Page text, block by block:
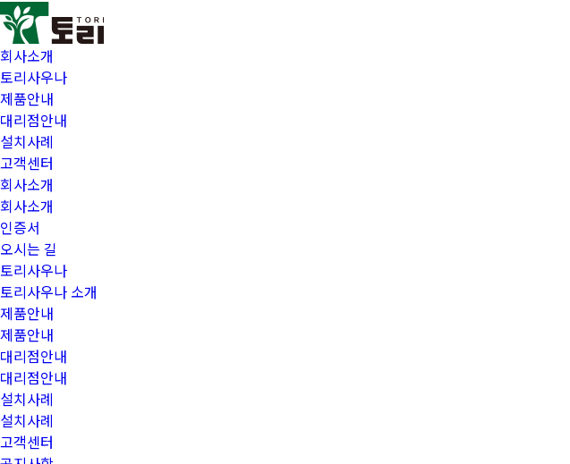
회사소개
토리사우나
제품안내
대리점안내
설치사례
고객센터
회사소개
회사소개
인증서
오시는 길
토리사우나
토리사우나 소개
제품안내
제품안내
대리점안내
대리점안내
설치사례
설치사례
고객센터